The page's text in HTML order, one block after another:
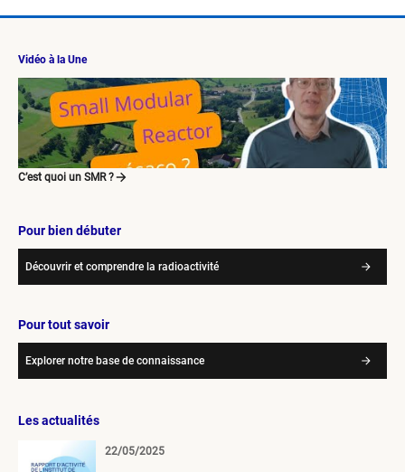
Vidéo à la Une
C’est quoi un SMR ?
Pour bien débuter
Découvrir et comprendre la radioactivité
Pour tout savoir
Explorer notre base de connaissance
Les actualités
22/05/2025